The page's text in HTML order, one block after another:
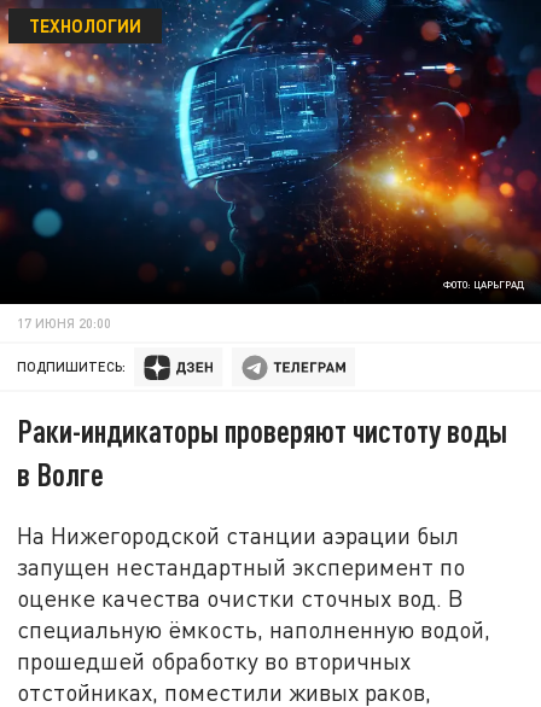
ФОТО: ЦАРЬГРАД
ТЕХНОЛОГИИ
17 ИЮНЯ 20:00
ПОДПИШИТЕСЬ:
Раки-индикаторы проверяют чистоту воды
в Волге
На Нижегородской станции аэрации был
запущен нестандартный эксперимент по
оценке качества очистки сточных вод. В
специальную ёмкость, наполненную водой,
прошедшей обработку во вторичных
отстойниках, поместили живых раков,